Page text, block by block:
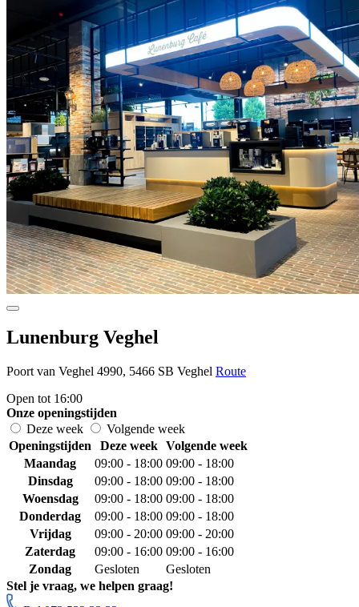
Lunenburg Veghel
Poort van Veghel 4990, 5466 SB Veghel Route
Open tot 16:00
Onze openingstijden
Deze week
Volgende week
Openingstijden
Deze week
Volgende week
Maandag
09:00 - 18:00 09:00 - 18:00
Dinsdag
09:00 - 18:00 09:00 - 18:00
Woensdag
09:00 - 18:00 09:00 - 18:00
Donderdag
09:00 - 18:00 09:00 - 18:00
Vrijdag
09:00 - 20:00 09:00 - 20:00
Zaterdag
09:00 - 16:00 09:00 - 16:00
Zondag
Gesloten
Gesloten
Stel je vraag, we helpen graag!